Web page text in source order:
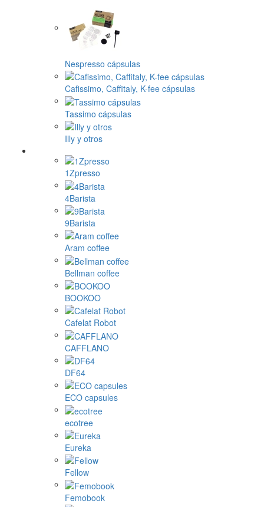
Nespresso cápsulas
Cafissimo, Caffitaly, K-fee cápsulas
Tassimo cápsulas
Illy y otros
1Zpresso
4Barista
9Barista
Aram coffee
Bellman coffee
BOOKOO
Cafelat Robot
CAFFLANO
DF64
ECO capsules
ecotree
Eureka
Fellow
Femobook